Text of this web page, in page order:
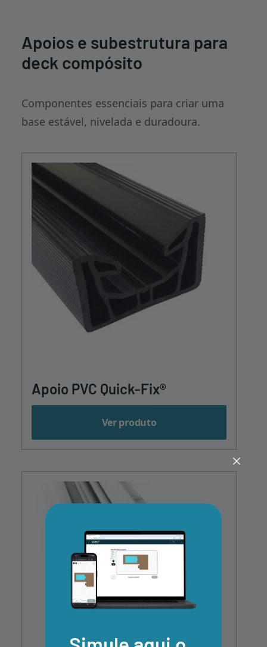
Apoios e subestrutura para
deck compósito
Componentes essenciais para criar uma
base estável, nivelada e duradoura.
Apoio PVC Quick-Fix®
Ver produto